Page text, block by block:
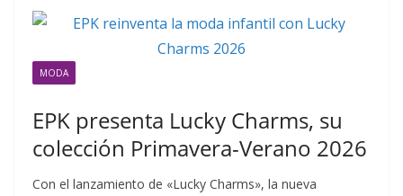
MODA
EPK presenta Lucky Charms, su
colección Primavera-Verano 2026
Con el lanzamiento de «Lucky Charms», la nueva